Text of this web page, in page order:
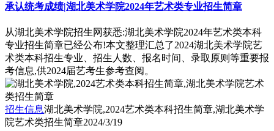
承认统考成绩|湖北美术学院2024年艺术类专业招生简章
从湖北美术学院招生网获悉:湖北美术学院2024年艺术类本科
专业招生简章已经公布!本文整理汇总了2024湖北美术学院艺
术类本科招生专业、招生人数、报名时间、录取原则等重要报
考信息,供2024届艺考生参考查阅。
招生信息湖北美术学院,2024艺术类本科招生简章,湖北美术学
院艺术类招生简章2024/3/19